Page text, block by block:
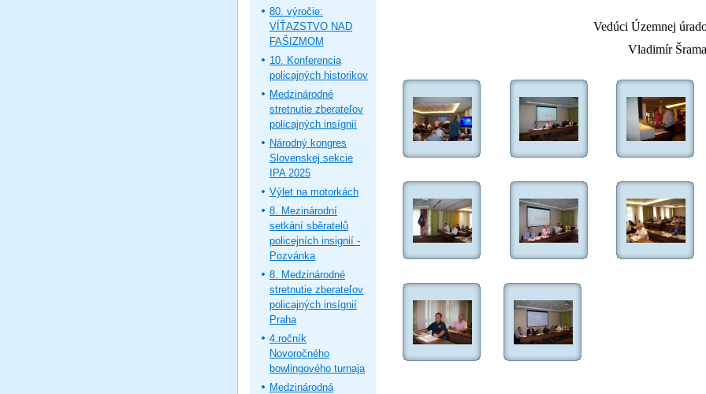
Vedúci Územnej úradovne
Vladimír
80. výročie:
VÍŤAZSTVO NAD
FAŠIZMOM
10. Konferencia
policajných historikov
Medzinárodné
stretnutie zberateľov
policajných insígnií
Národný kongres
Slovenskej sekcie
IPA 2025
Výlet na motorkách
8. Mezinárodní
setkání sběratelů
policejních insignií -
Pozvánka
8. Medzinárodné
stretnutie zberateľov
policajných insígnií
Praha
4.ročník
Novoročného
bowlingového turnaja
Medzinárodná